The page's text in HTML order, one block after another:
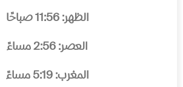
الظهر:11:56 صباحًا
العصر:
المغرب:5:19 مساءً